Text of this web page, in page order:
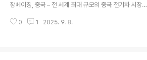
모셔널 등과의 경쟁 구도를 예고하며 자율주행 시장의 열
기를 더하고 있습니다. Zoox의 최고경영자(CEO) 아이샤
장베이징, 중국 – 전 세계 최대 규모의 중국 전기차 시장에
전기차 업체 10곳 중 9곳이 시장에서 퇴출당한 것으로 나
0 1 2025. 9. 8.